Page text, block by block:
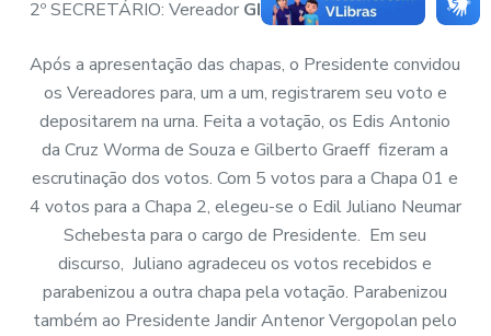
2º SECRETÁRIO: Vereador GILBERTO GRAEFF
Após a apresentação das chapas, o Presidente convidou
os Vereadores para, um a um, registrarem seu voto e
depositarem na urna. Feita a votação, os Edis Antonio
da Cruz Worma de Souza e Gilberto Graeff fizeram a
escrutinação dos votos. Com 5 votos para a Chapa 01 e
4 votos para a Chapa 2, elegeu-se o Edil Juliano Neumar
Schebesta para o cargo de Presidente. Em seu
discurso, Juliano agradeceu os votos recebidos e
parabenizou a outra chapa pela votação. Parabenizou
também ao Presidente Jandir Antenor Vergopolan pelo